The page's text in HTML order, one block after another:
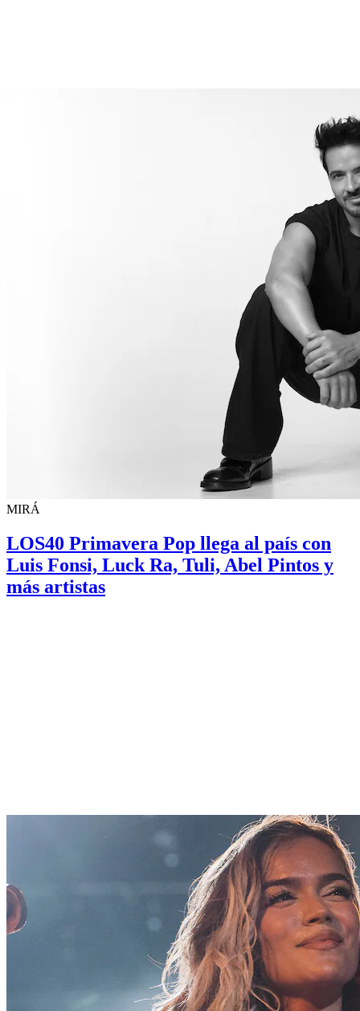
MIRÁ
LOS40 Primavera Pop llega al país con
Luis Fonsi, Luck Ra, Tuli, Abel Pintos y
más artistas